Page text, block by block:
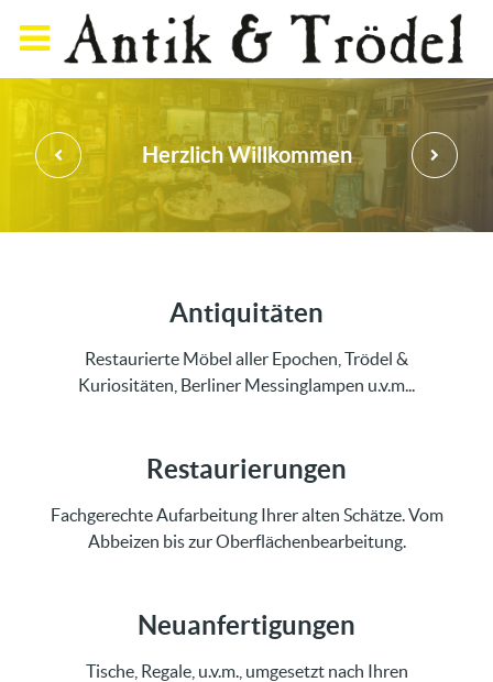
Herzlich Willkommen
Antiquitäten
Restaurierte Möbel aller Epochen, Trödel &
Kuriositäten, Berliner Messinglampen u.v.m...
Restaurierungen
Fachgerechte Aufarbeitung Ihrer alten Schätze. Vom
Abbeizen bis zur Oberflächenbearbeitung.
Neuanfertigungen
Tische, Regale, u.v.m., umgesetzt nach Ihren